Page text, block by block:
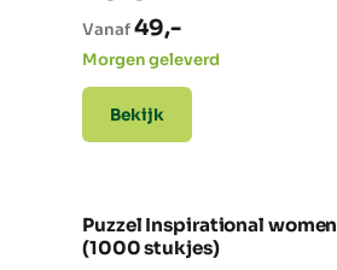
Vanaf 49,-
Morgen geleverd
Bekijk
JA DEZE
Puzzel Inspirational women
(1000 stukjes)